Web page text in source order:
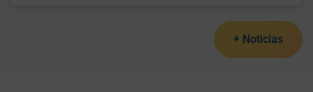
+ Noticias